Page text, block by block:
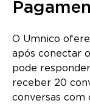
O Umnico
após conectar
pode
receber 20
conversas com